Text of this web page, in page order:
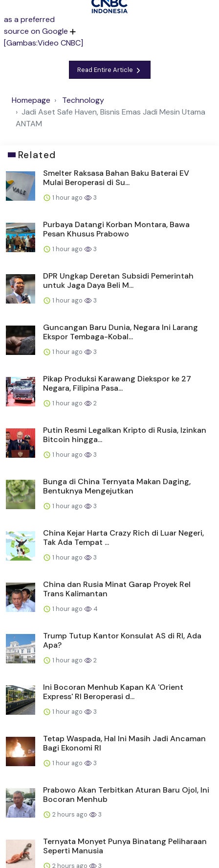
as a preferred
source on Google
[Gambas:Video CNBC]
Read Entire Article
Homepage
Technology
Jadi Aset Safe Haven, Bisnis Emas Jadi Mesin Utama
ANTAM
Related
Smelter Raksasa Bahan Baku Baterai EV
Mulai Beroperasi di Su...
1 hour ago 3
Purbaya Datangi Korban Montara, Bawa
Pesan Khusus Prabowo
1 hour ago 3
DPR Ungkap Deretan Subsidi Pemerintah
untuk Jaga Daya Beli M...
1 hour ago 3
Guncangan Baru Dunia, Negara Ini Larang
Ekspor Tembaga-Kobal...
1 hour ago 3
Pikap Produksi Karawang Diekspor ke 27
Negara, Filipina Pasa...
1 hour ago 2
Putin Resmi Legalkan Kripto di Rusia, Izinkan
Bitcoin hingga...
1 hour ago 3
Bunga di China Ternyata Makan Daging,
Bentuknya Mengejutkan
1 hour ago 3
China Kejar Harta Crazy Rich di Luar Negeri,
Tak Ada Tempat ...
1 hour ago 3
China dan Rusia Minat Garap Proyek Rel
Trans Kalimantan
1 hour ago 4
Trump Tutup Kantor Konsulat AS di RI, Ada
Apa?
1 hour ago 2
Ini Bocoran Menhub Kapan KA 'Orient
Express' RI Beroperasi d...
1 hour ago 3
Tetap Waspada, Hal Ini Masih Jadi Ancaman
Bagi Ekonomi RI
1 hour ago 3
Prabowo Akan Terbitkan Aturan Baru Ojol, Ini
Bocoran Menhub
2 hours ago 3
Ternyata Monyet Punya Binatang Peliharaan
Seperti Manusia
2 hours ago 3